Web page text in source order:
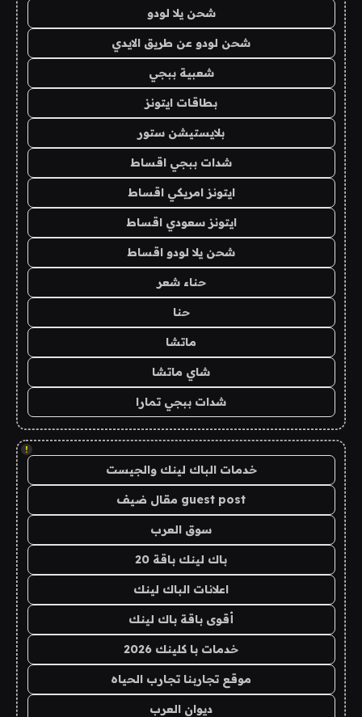
شحن يلا لودو
شحن لودو عن طريق الايدي
شعبية ببجي
بطاقات ايتونز
بلايستيشن ستور
شدات ببجي اقساط
ايتونز امريكي اقساط
ايتونز سعودي اقساط
شحن يلا لودو اقساط
حناء شعر
حنا
ماتشا
شاي ماتشا
شدات ببجي تمارا
!
خدمات الباك لينك والجيست
guest post مقال ضيف
سوق العرب
باك لينك باقة 20
اعلانات الباك لينك
أقوى باقة باك لينك
خدمات با كلينك 2026
موقع تجاربنا تجارب الحياه
ديوان العرب